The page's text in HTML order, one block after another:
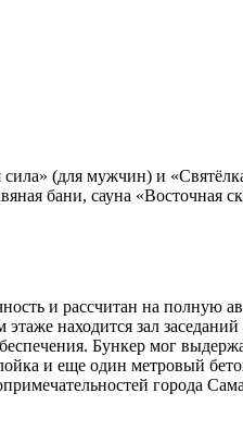
(для мужчин) и
бани, сауна «Восточная
и рассчитан на полную
находится зал
Бункер мог
и еще один метровый
города